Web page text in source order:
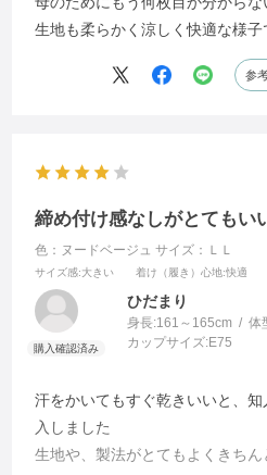
生地も柔らかく涼しく快適な様子
参
締め付け感なしがとてもい
色：ヌードベージュ サイズ：ＬＬ
サイズ感:大きい 着け（履き）心地:快適
ひだまり
身長:161～165cm 体
カップサイズ:E75
汗をかいてもすぐ乾きいいと、
入しました
生地や、製法がとてもよくきち